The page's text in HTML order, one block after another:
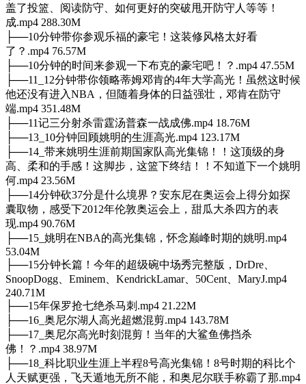
盖了投篮、阅读防守、如何更好的突破甩开防守人等等！
成.mp4 288.30M
├──10分钟带你参观乐福的豪宅！这装修风格太好看
了？.mp4 76.57M
├──10分钟的时间来参观一下布克的豪宅吧！？.mp4 47.55M
├──11_12分钟带你领略蒂姆邓肯的4年大学高光！虽然这时候
他还没有进入NBA，但随着身体的日益强壮，邓肯在防守
端.mp4 351.48M
├──11记三分射杀雷霆汤普森一战成佛.mp4 18.76M
├──13_10分钟回顾姚明的生涯高光.mp4 123.17M
├──14_带来姚明生涯前期国家队高光集锦！！这顶级的身
高、柔和的手感！这脚步，这篮下终结！！不知道下一个姚明
何.mp4 23.56M
├──14分钟砍37分是什么境界？安东尼在奥运会上得分如探
囊取物，感受下2012年伦敦奥运会上，甜瓜大杀四方的表
现.mp4 90.76M
├──15_姚明在NBA的高光集锦，怀念巅峰时期的姚明.mp4
53.04M
├──15分钟长篇！今年的超级碗中场秀完整版，DrDre、
SnoopDogg、Eminem、KendrickLamar、50Cent、MaryJ.mp4
240.71M
├──15年保罗抢七绝杀马刺.mp4 21.22M
├──16_奥尼尔湖人高光超燃混剪.mp4 143.78M
├──17_奥尼尔高光时刻混剪！当年的大鲨鱼佛挡杀
佛！？.mp4 38.97M
├──18_科比职业生涯上半程8号高光集锦！8号时期的科比个
人天赋更强，飞天遁地无所不能，和奥尼尔联手称霸了那.mp4